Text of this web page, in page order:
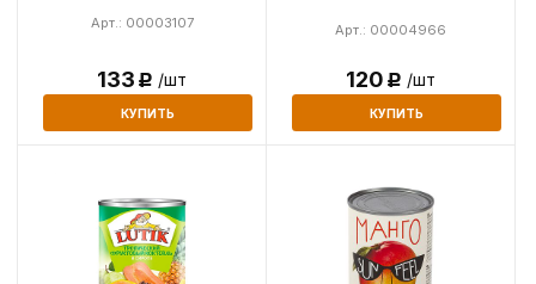
Арт.: 00003107
133Р /шт
КУПИТЬ
Арт.: 00004966
120Р /шт
КУПИТЬ